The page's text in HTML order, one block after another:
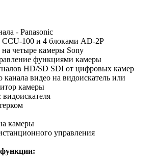
- Panasonic
100 и 4 блоками AD-2P
четыре камеры Sony
функциями камеры
HD/SD SDI от цифровых камер
канала видео на видоискатель или
камеры
видоискателя
камеры
управления